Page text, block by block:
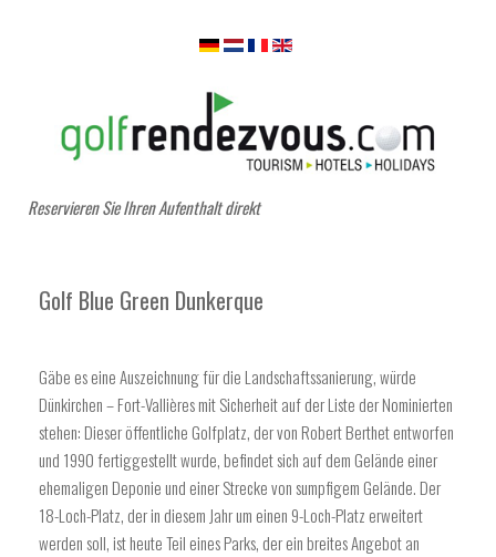
Reservieren Sie Ihren Aufenthalt direkt
Golf Blue Green Dunkerque
Gäbe es eine Auszeichnung für die Landschaftssanierung, würde
Dünkirchen – Fort-Vallières mit Sicherheit auf der Liste der Nominierten
stehen: Dieser öffentliche Golfplatz, der von Robert Berthet entworfen
und 1990 fertiggestellt wurde, befindet sich auf dem Gelände einer
ehemaligen Deponie und einer Strecke von sumpfigem Gelände. Der
18-Loch-Platz, der in diesem Jahr um einen 9-Loch-Platz erweitert
werden soll, ist heute Teil eines Parks, der ein breites Angebot an